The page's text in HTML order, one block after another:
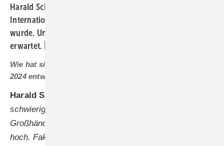
Harald Scherleitner MBA ist Vertriebschef von Fronius
International. Er berichtet, wie die Krise gemeistert
wurde. Und warum er für dieses Jahr solides Wachstum
erwartet. Ein Interview
Wie hat sich der Markt für Fronius im vergangenen Jahr
2024 entwickelt?
Harald Scherleitner:
schwieriges Jahr, denn die Lagerbestände bei den
Großhändlern und den Installateuren waren extrem
hoch. Faktisch kamen keine Nachbestellungen rein.